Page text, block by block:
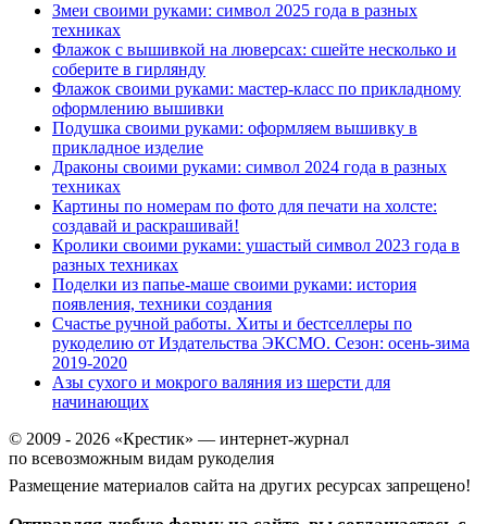
Змеи своими руками: символ 2025 года в разных
техниках
Флажок с вышивкой на люверсах: сшейте несколько и
соберите в гирлянду
Флажок своими руками: мастер-класс по прикладному
оформлению вышивки
Подушка своими руками: оформляем вышивку в
прикладное изделие
Драконы своими руками: символ 2024 года в разных
техниках
Картины по номерам по фото для печати на холсте:
создавай и раскрашивай!
Кролики своими руками: ушастый символ 2023 года в
разных техниках
Поделки из папье-маше своими руками: история
появления, техники создания
Счастье ручной работы. Хиты и бестселлеры по
рукоделию от Издательства ЭКСМО. Сезон: осень-зима
2019-2020
Азы сухого и мокрого валяния из шерсти для
начинающих
© 2009 - 2026 «Крестик» — интернет-журнал
по всевозможным видам рукоделия
Размещение материалов сайта на других ресурсах запрещено!